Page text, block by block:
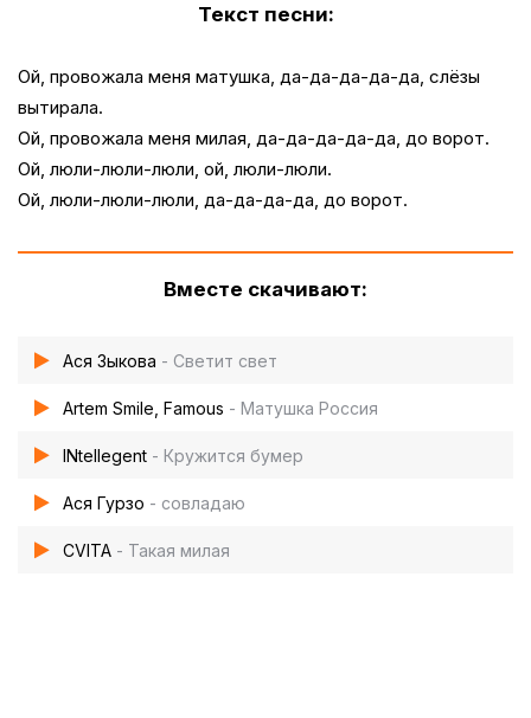
Текст песни:
Ой, провожала меня матушка, да-да-да-да-да, слёзы
вытирала.
Ой, провожала меня милая, да-да-да-да-да, до ворот.
Ой, люли-люли-люли, ой, люли-люли.
Ой, люли-люли-люли, да-да-да-да, до ворот.
Вместе скачивают:
Ася Зыкова - Светит свет
Artem Smile, Famous - Матушка Россия
INtellegent - Кружится бумер
Ася Гурзо - совладаю
CVITA - Такая милая